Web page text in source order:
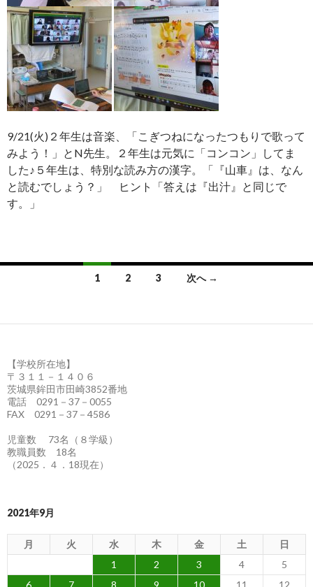
9/21(火)２年生は音楽、「こぎつねになったつもりで歌って
みよう！」とN先生。２年生は元気に「コンコン」してま
した♪５年生は、特別な読み方の漢字。「『山車』は、なん
と読むでしょう？」 ヒント「答えは『出汁』と同じで
す。」
稿
ビ
ゲ
ー
シ
ョ
1 2 3 次へ →
【学校所在地】
〒３１１－１４０６
茨城県鉾田市田崎3852番地
電話 0291－37－0055
FAX 0291－37－4586
児童数 73名（８学級）
教職員数 18名
（2025．４．18現在）
2021年9月
月 火 水 木 金 土
日
1
2 3 4
5
6
7 8 9 10 11 12